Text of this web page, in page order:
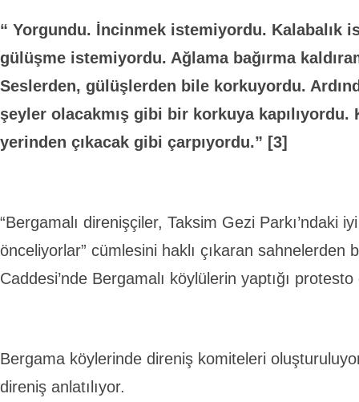
“ Yorgundu. İncinmek istemiyordu. Kalabalık
gülüşme istemiyordu. Ağlama bağırma
Seslerden, gülüşlerden bile korkuyordu.
şeyler olacakmış gibi bir korkuya kapılıyordu.
yerinden çıkacak gibi çarpıyordu.” [3]
“Bergamalı direnişçiler, Taksim Gezi Parkı’ndaki
önceliyorlar” cümlesini haklı çıkaran sahnelerden
Caddesi’nde Bergamalı köylülerin yaptığı
Bergama köylerinde direniş komiteleri
direniş anlatılıyor.